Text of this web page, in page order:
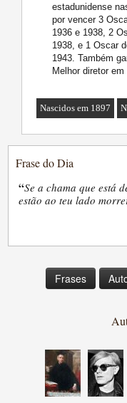
estadunidense
por vencer 3
1936 e 1938, 2
1938, e 1 Oscar
1943. Também
Melhor diretor em
Nascidos em 1897
Frase do Dia
“Se a chama que está
estão ao teu lado
Frases